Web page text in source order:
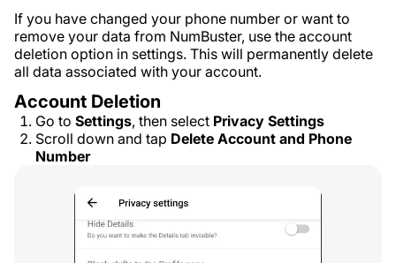
If you have changed your phone number or want to
remove your data from NumBuster, use the account
deletion option in settings. This will permanently delete
all data associated with your account.
Account Deletion
Go to Settings, then select Privacy Settings
Scroll down and tap Delete Account and Phone
Number